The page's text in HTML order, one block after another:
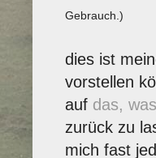
Gebrauch.)
dies ist
vorstellen
auf das,
zurück zu
mich fast